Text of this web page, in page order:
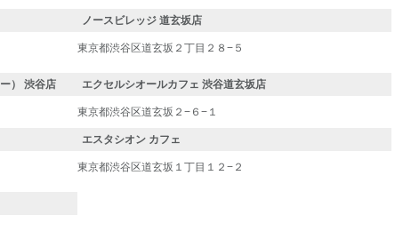
ノースビレッジ 道玄坂店
東京都渋谷区道玄坂２丁目２８−５
） 渋谷店 エクセルシオールカフェ 渋谷道玄坂店
東京都渋谷区道玄坂２−６−１
エスタシオン カフェ
東京都渋谷区道玄坂１丁目１２−２